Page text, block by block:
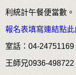
利統計午餐便當數。
報名表填寫連結點此
室話：04-24751169
王師兄0936-